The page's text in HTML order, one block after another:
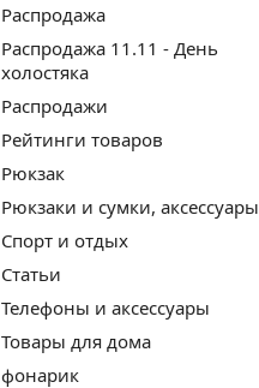
Распродажа
Распродажа 11.11 - День
холостяка
Распродажи
Рейтинги товаров
Рюкзак
Рюкзаки и сумки, аксессуары
Спорт и отдых
Статьи
Телефоны и аксессуары
Товары для дома
фонарик